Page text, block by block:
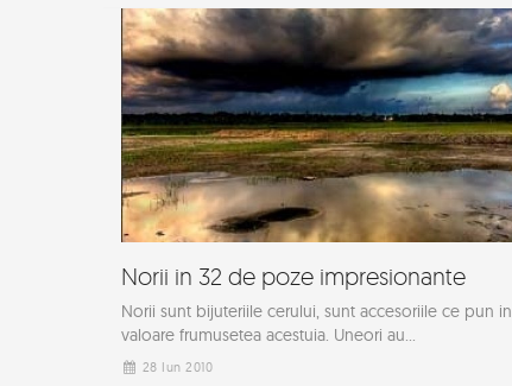
Norii in 32 de poze impresionante
Norii sunt bijuteriile cerului, sunt accesoriile ce pun in
valoare frumusetea acestuia. Uneori au...
28 Iun 2010